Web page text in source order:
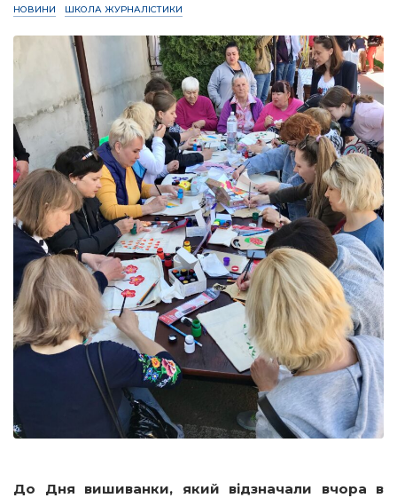
НОВИНИ ШКОЛА ЖУРНАЛІСТИКИ
До Дня вишиванки, який відзначали вчора в